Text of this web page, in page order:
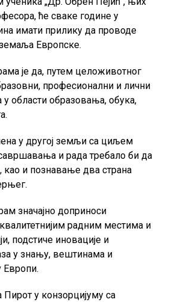
ће сваке године у
имати прилику да проводе
Европске.
је да, путем целоживотног
професионални и лични
у области образовања, обука,
у другој земљи са циљем
и рада требало би да
као и познавање два страна
значајно доприноси
радним местима и
подстиче иновације и
у знању, вештинама и
Европи.
у конзорцијуму са